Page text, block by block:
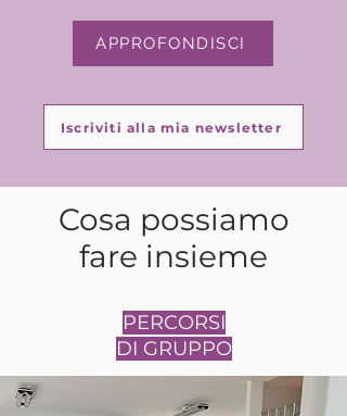
APPROFONDISCI
Iscriviti alla mia newsletter
Cosa possiamo
fare insieme
PERCORSI
DI GRUPPO